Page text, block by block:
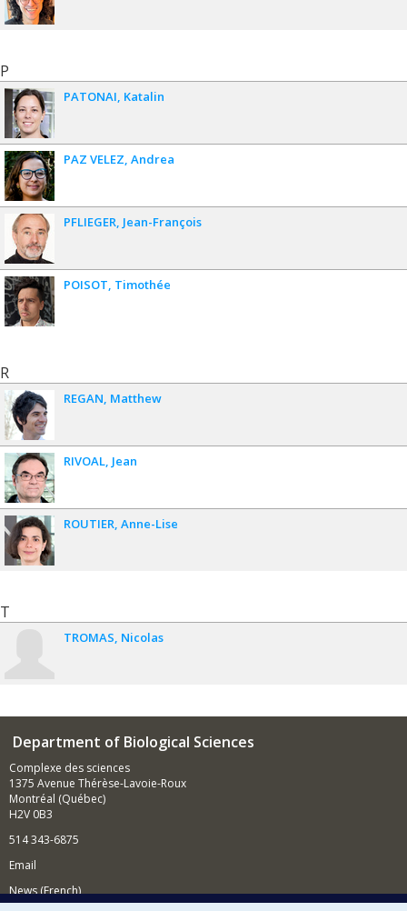
P
PATONAI Katalin
PAZ VELEZ Andrea
PFLIEGER Jean-François
POISOT Timothée
R
REGAN Matthew
RIVOAL Jean
ROUTIER Anne-Lise
T
TROMAS Nicolas
Department of Biological Sciences
Complexe des sciences
1375 Avenue Thérèse-Lavoie-Roux
Montréal (Québec)
H2V 0B3
514 343-6875
Email
News (French)